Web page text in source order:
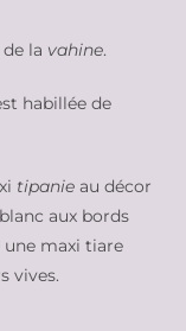
la vahine.
habillée de
tipanie au décor
blanc aux bords
maxi tiare
vives.